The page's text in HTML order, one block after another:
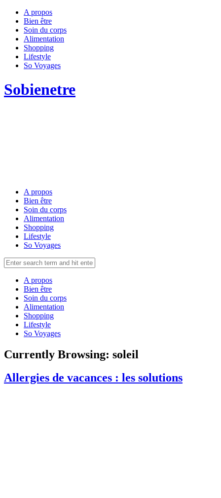
A propos
Bien être
Soin du corps
Alimentation
Shopping
Lifestyle
So Voyages
Sobienetre
A propos
Bien être
Soin du corps
Alimentation
Shopping
Lifestyle
So Voyages
A propos
Bien être
Soin du corps
Alimentation
Shopping
Lifestyle
So Voyages
Currently Browsing: soleil
Allergies de vacances : les solutions